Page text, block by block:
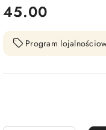
cena:
45.00
Program